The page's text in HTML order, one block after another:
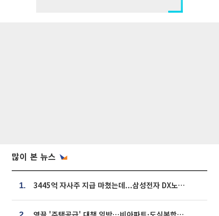
많이 본 뉴스
1. 3445억 자사주 지급 마쳤는데...삼성전자 DX노조, 뒤늦은 '떼쓰기 집회'